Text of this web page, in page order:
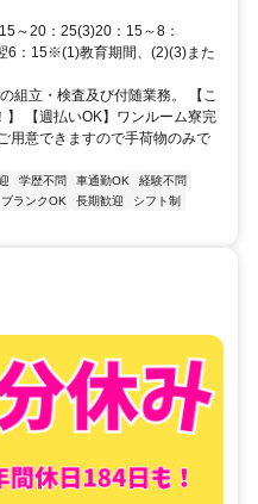
～20：25(3)20：15～8：
6：15※(1)教育期間、(2)(3)また
組立・検査及び付随業務。 【こ
【週払いOK】ワンルーム寮完
用意できますので手荷物のみで
学歴不問 車通勤OK
経験不問
ブランクOK 長期歓迎
シフト制